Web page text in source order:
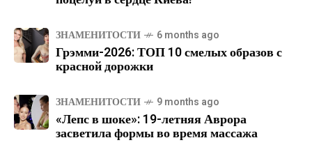
ЗНАМЕНИТОСТИ 6 months ago
Грэмми-2026: ТОП 10 смелых образов с
красной дорожки
ЗНАМЕНИТОСТИ 9 months ago
«Лепс в шоке»: 19-летняя Аврора
засветила формы во время массажа